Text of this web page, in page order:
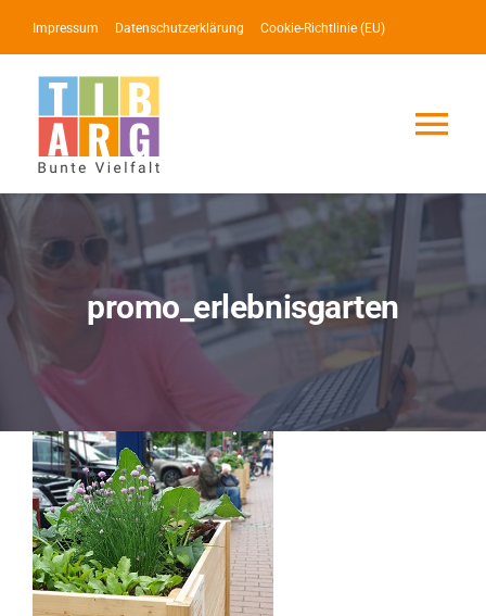
Inhalt
springen
Impressum Datenschutzerklärung Cookie-Richtlinie (EU)
Lotse
Service
Events
Impressionen
Über uns
promo_erlebnisgarten